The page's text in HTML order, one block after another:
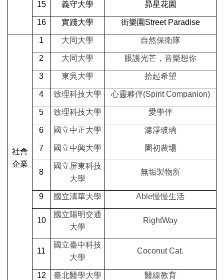
15 義守大學 昴星花園
16 實踐大學 街樂園Street Paradise
社會
企業
1 大同大學 自然保衛隊
2 大同大學 眼護光芒，音樂想你
3 東吳大學 拾起希望
4 致理科技大學 心靈夥伴(Spirit Companion)
5 致理科技大學 愛學伴
6 國立中正大學 濾淨玻璃
7 國立中興大學 園初農場
8
國立屏東科技
大學
無垢製物所
9 國立清華大學 Able慢慢生活
10
國立陽明交通
大學
RightWay
11
國立臺中科技
大學
Coconut Cat.
12 臺北醫學大學 醫線教育